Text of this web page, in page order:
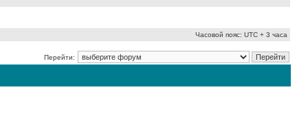
Часовой пояс: UTC + 3 часа
Перейти: